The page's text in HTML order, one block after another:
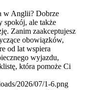
w Anglii? Dobrze
spokój, ale także
Zanim zaakceptujesz
obowiązków,
od lat wspiera
wyjazdu,
która pomoże Ci
2026/07/1-6.png